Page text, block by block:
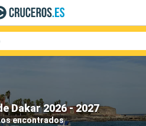
Dakar 2026 - 2027
encontrados